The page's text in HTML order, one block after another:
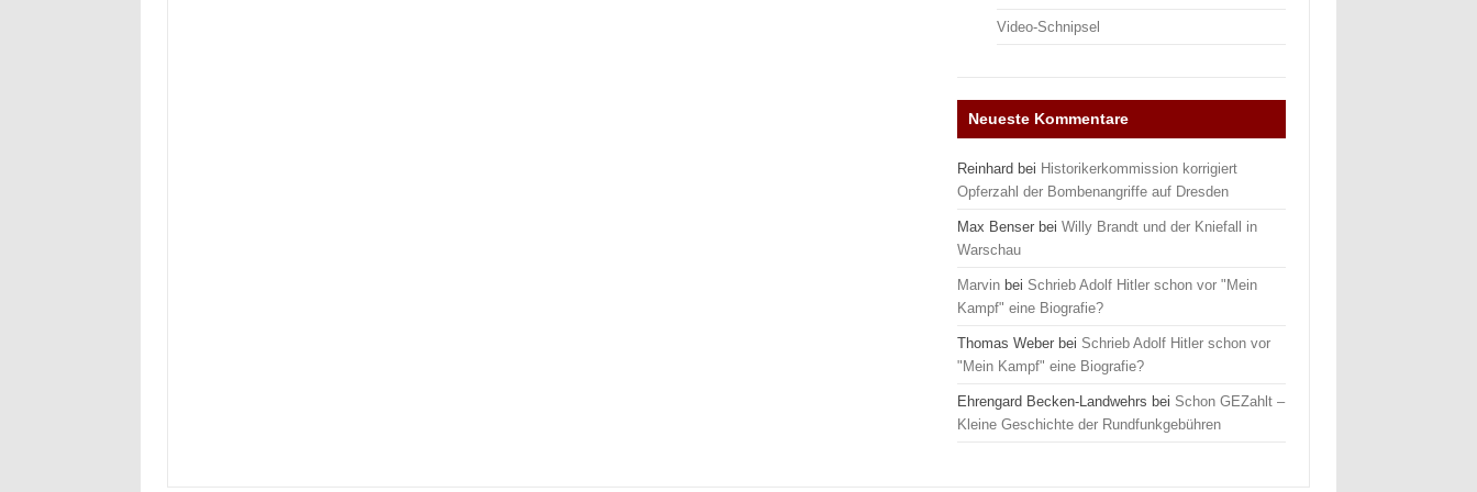
Video-Schnipsel
Neueste Kommentare
Reinhard bei Historikerkommission korrigiert
Opferzahl der Bombenangriffe auf Dresden
Max Benser beiWilly Brandt und der Kniefall in
Warschau
Marvin bei Schrieb Adolf Hitler schon vor "Mein
Kampf" eine Biografie?
Thomas Weber bei Schrieb Adolf Hitler schon vor
"Mein Kampf" eine Biografie?
Ehrengard Becken-Landwehrs bei Schon GEZahlt –
Kleine Geschichte der Rundfunkgebühren